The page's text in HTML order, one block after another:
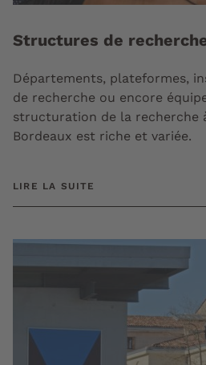
Structures de
Départements, plateformes,
de recherche ou encore
structuration de la recherche
Bordeaux est riche et variée.
LIRE LA SUITE